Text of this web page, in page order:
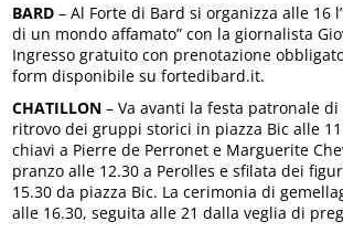
BARD – Al Forte di Bard si organizza alle 16
di un mondo affamato” con la giornalista
Ingresso gratuito con prenotazione
form disponibile su fortedibard.it.
CHATILLON – Va avanti la festa patronale di
ritrovo dei gruppi storici in piazza Bic alle
chiavi a Pierre de Perronet e Marguerite
pranzo alle 12.30 a Perolles e sfilata dei
15.30 da piazza Bic. La cerimonia di
alle 16.30, seguita alle 21 dalla veglia di